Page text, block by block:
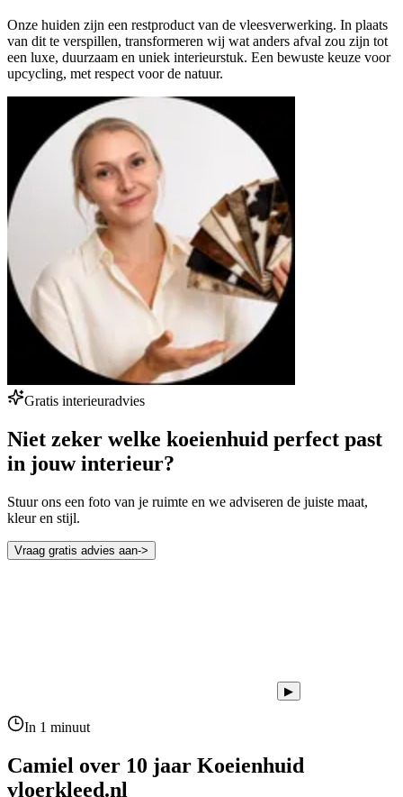
Onze huiden zijn een restproduct van de vleesverwerking. In plaats
van dit te verspillen, transformeren wij wat anders afval zou zijn tot
een luxe, duurzaam en uniek interieurstuk. Een bewuste keuze voor
upcycling, met respect voor de natuur.
Gratis interieuradvies
Niet zeker welke koeienhuid perfect past
in jouw interieur?
Stuur ons een foto van je ruimte en we adviseren de juiste maat,
kleur en stijl.
Vraag gratis advies aan->
▶
In 1 minuut
Camiel over 10 jaar Koeienhuid
vloerkleed.nl